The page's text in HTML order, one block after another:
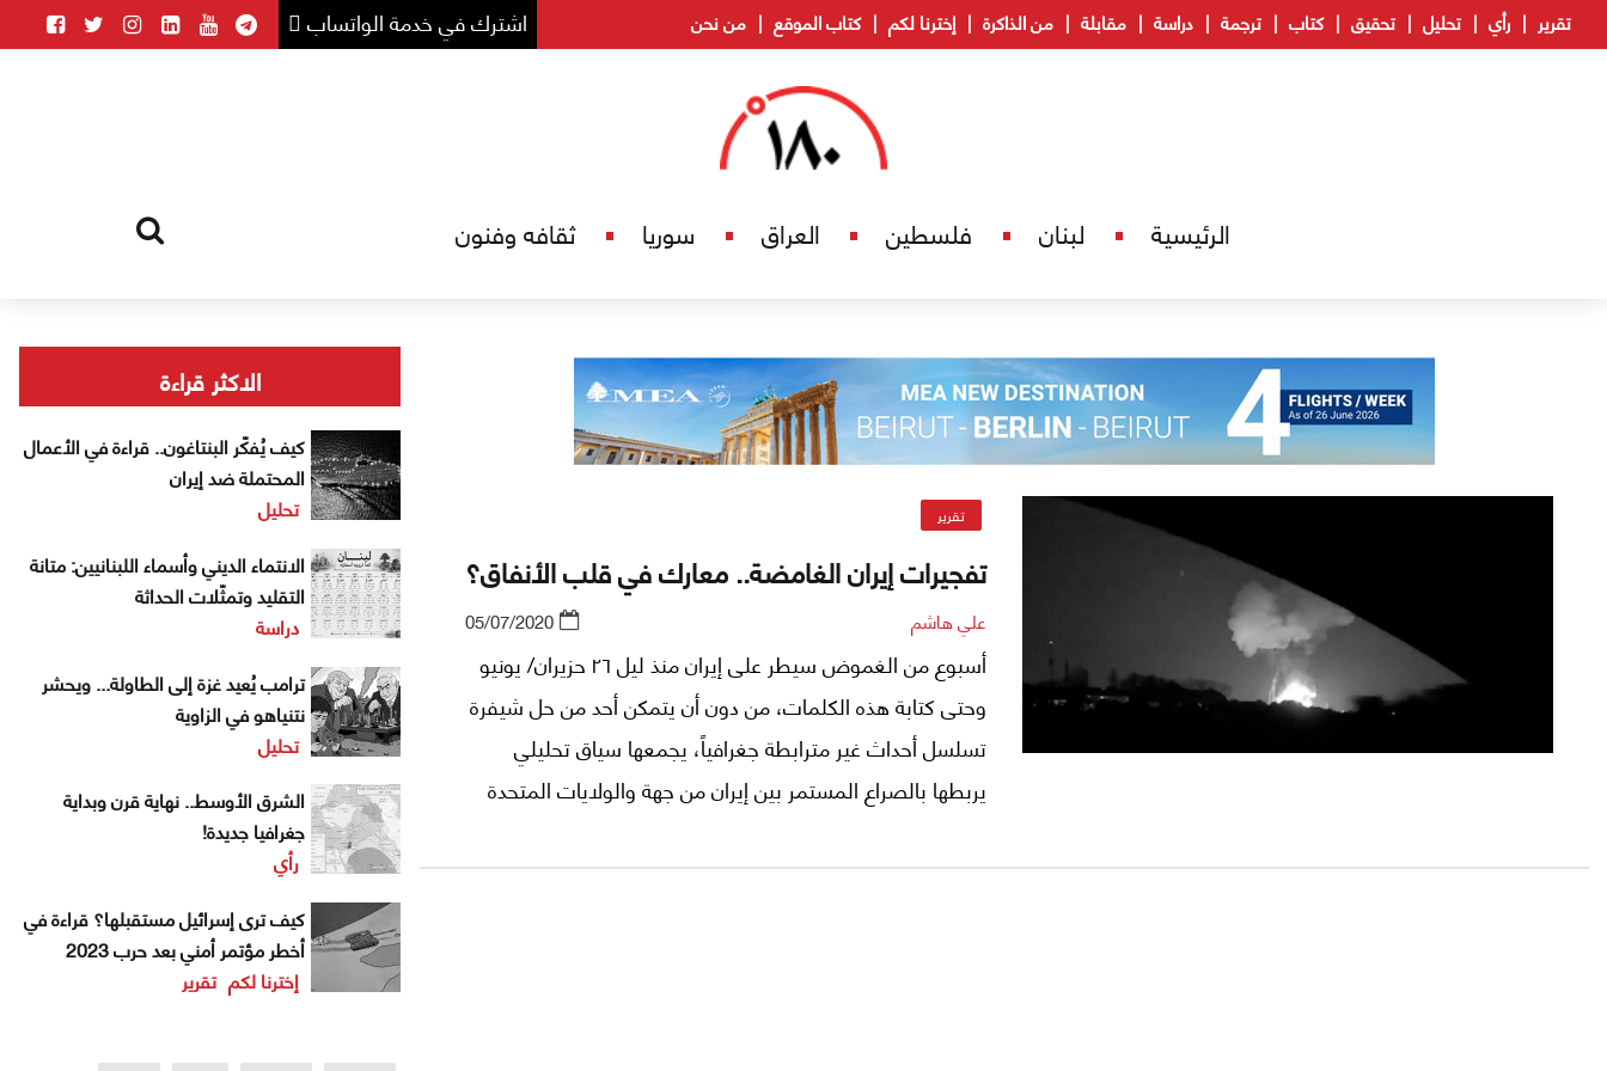
اشترك في خدمة الواتساب تقرير رأي تحليل تحقيق كتاب ترجمة دراسة مقابلة من الذاكرة إخترنا لكم كتاب الموقع من نحن
الرئيسية لبنان فلسطين العراق سوريا ثقافه وفنون
تقرير
تفجيرات إيران الغامضة.. معارك في قلب الأنفاق؟
علي هاشم 05/07/2020
أسبوع من الغموض سيطر على إيران منذ ليل ٢٦ حزيران/ يونيو
وحتى كتابة هذه الكلمات، من دون أن يتمكن أحد من حل شيفرة
تسلسل أحداث غير مترابطة جغرافياً، يجمعها سياق تحليلي
يربطها بالصراع المستمر بين إيران من جهة والولايات المتحدة
الاكثر قراءة
كيف يُفكّر البنتاغون.. قراءة في الأعمال
المحتملة ضد إيران
تحليل
الانتماء الديني وأسماء اللبنانيين: متانة
التقليد وتمثّلات الحداثة
دراسة
ترامب يُعيد غزة إلى الطاولة... ويحشر
نتنياهو في الزاوية
تحليل
الشرق الأوسط.. نهاية قرن وبداية
جغرافيا جديدة!
رأي
كيف ترى إسرائيل مستقبلها؟ قراءة في
أخطر مؤتمر أمني بعد حرب 2023
إخترنا لكم تقرير